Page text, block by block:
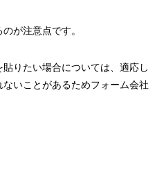
が注意点です。
りたい場合については、適応し
いことがあるためフォーム会社